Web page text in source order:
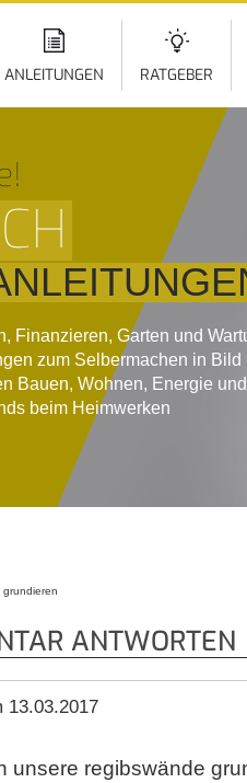
ANLEITUNGEN RATGEBER
Finanzieren, Garten und
zum Selbermachen in Bild
Bauen, Wohnen, Energie
beim Heimwerken
grundieren
ANTWORTEN
13.03.2017
unsere regibswände